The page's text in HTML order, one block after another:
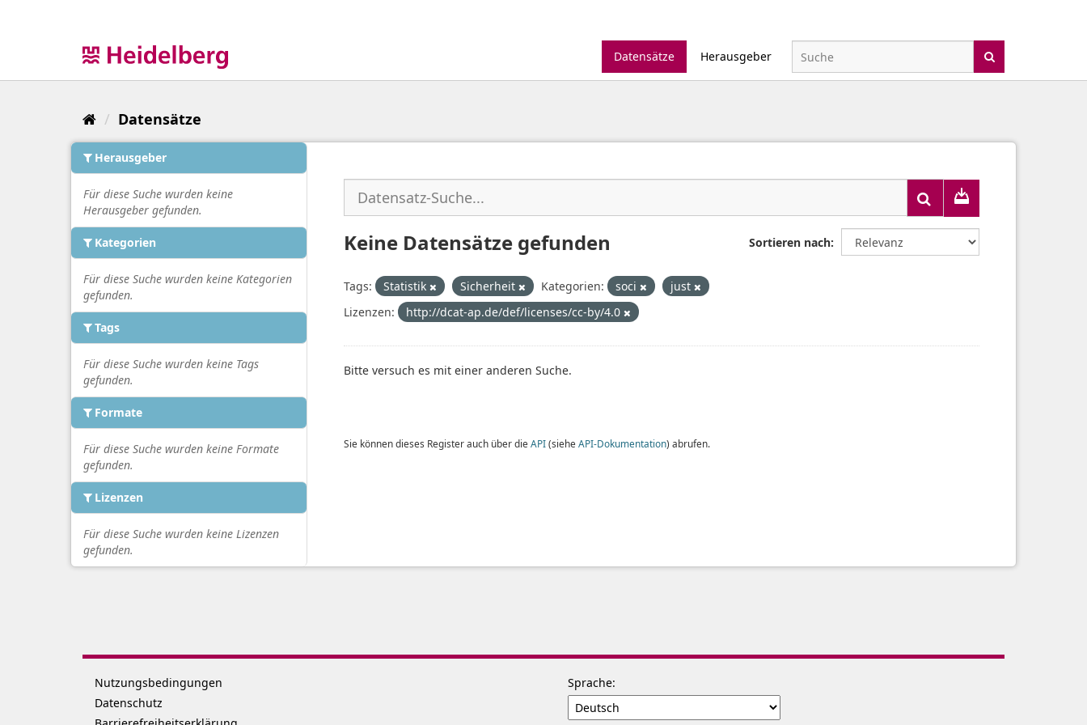
Datensätze
Herausgeber
Datensätze
Herausgeber
Für diese Suche wurden keine
Herausgeber gefunden.
Kategorien
Für diese Suche wurden keine Kategorien
gefunden.
Tags
Für diese Suche wurden keine Tags
gefunden.
Formate
Für diese Suche wurden keine Formate
gefunden.
Lizenzen
Für diese Suche wurden keine Lizenzen
gefunden.
Sortieren nach
Keine Datensätze gefunden
Tags: Statistik Sicherheit Kategorien: soci
just
Lizenzen:
http://dcat-ap.de/def/licenses/cc-by/4.0
Bitte versuch es mit einer anderen Suche.
Sie können dieses Register auch über die API(siehe API-Dokumentation) abrufen.
Nutzungsbedingungen
Datenschutz
Sprache